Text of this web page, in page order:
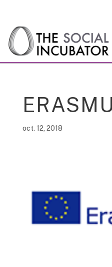
oct. 12, 2018